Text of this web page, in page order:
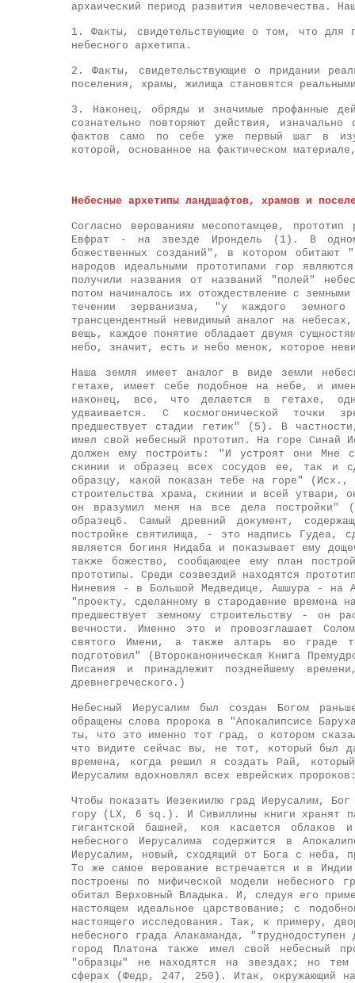
архаический период развития человечества.
1. Факты, свидетельствующие о том, что для
небесного архетипа.
2. Факты, свидетельствующие о придании
поселения, храмы, жилища становятся
3. Наконец, обряды и значимые профанные
сознательно повторяют действия,
фактов само по себе уже первый шаг в
которой, основанное на фактическом
Небесные архетипы ландшафтов, храмов и
Согласно верованиям месопотамцев,
Евфрат - на звезде Ирондель (1). В одном
божественных созданий", в котором
народов идеальными прототипами гор
получили названия от названий "полей"
потом начиналось их отождествление с
течении зерванизма, "у каждого
трансцендентный невидимый аналог на
вещь, каждое понятие обладает двумя
небо, значит, есть и небо менок, которое
Наша земля имеет аналог в виде земли
гетахе, имеет себе подобное на небе, и
наконец, все, что делается в гетахе,
удваивается. С космогонической точки
предшествует стадии гетик" (5). В
имел свой небесный прототип. На горе Синай
должен ему построить: "И устроят они
скинии и образец всех сосудов ее, так и
образцу, какой показан тебе на горе"
строительства храма, скинии и всей
он вразумил меня на все дела
образец6. Самый древний документ,
постройке святилища, - это надпись Гудеа,
является богиня Нидаба и показывает ему
также божество, сообщающее ему план
прототипы. Среди созвездий находятся
Ниневия - в Большой Медведице, Ашшура - на
"проекту, сделанному в стародавние времена
предшествует земному строительству - он
вечности. Именно это и провозглашает
святого Имени, а также алтарь во граде
подготовил" (Второканоническая Книга
Писания и принадлежит позднейшему
древнегреческого.)
Небесный Иерусалим был создан Богом
обращены слова пророка в "Апокалипсисе
ты, что это именно тот град, о котором
что видите сейчас вы, не тот, который был
времена, когда решил я создать Рай,
Иерусалим вдохновлял всех еврейских
Чтобы показать Иезекиилю град Иерусалим,
гору (LX, 6 sq.). И Сивиллины книги хранят
гигантской башней, коя касается
небесного Иерусалима содержится в
Иерусалим, новый, сходящий от Бога с неба,
То же самое верование встречается и в
построены по мифической модели
обитал Верховный Владыка. И, следуя его
настоящем идеальное царствование; с
настоящего исследования. Так, к примеру,
небесного града Алакаманда,
город Платона также имел свой
"образцы" не находятся на звездах; но тем
сферах (Федр, 247, 250). Итак, окружающий